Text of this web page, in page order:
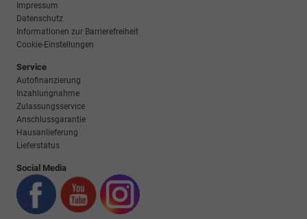
Impressum
Datenschutz
Informationen zur Barrierefreiheit
Cookie-Einstellungen
Service
Autofinanzierung
Inzahlungnahme
Zulassungsservice
Anschlussgarantie
Hausanlieferung
Lieferstatus
Social Media